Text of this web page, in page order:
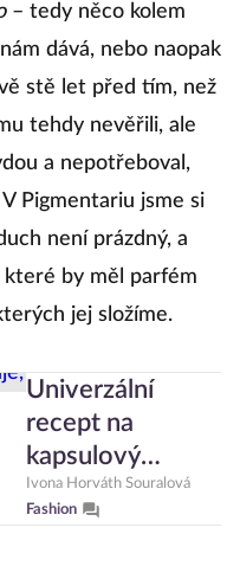
– tedy něco kolem
dává, nebo naopak
stě let před tím, než
tehdy nevěřili, ale
a nepotřeboval,
Pigmentariu jsme si
není prázdný, a
které by měl parfém
jej složíme.
Univerzální
recept na
kapsulový
šatník?
Neexistuje,
Ivona Horváth Souralová
Fashion